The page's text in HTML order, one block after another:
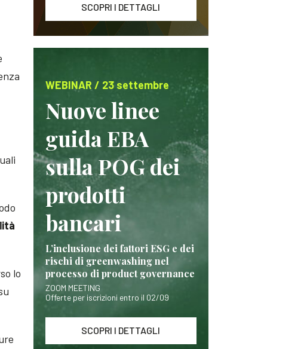
lo
SCOPRI I DETTAGLI
WEBINAR / 23 settembre
Nuove linee
guida EBA
sulla POG dei
prodotti
bancari
L’inclusione dei fattori ESG e dei
rischi di greenwashing nel
processo di product governance
ZOOM MEETING
Offerte per iscrizioni entro il 02/09
SCOPRI I DETTAGLI